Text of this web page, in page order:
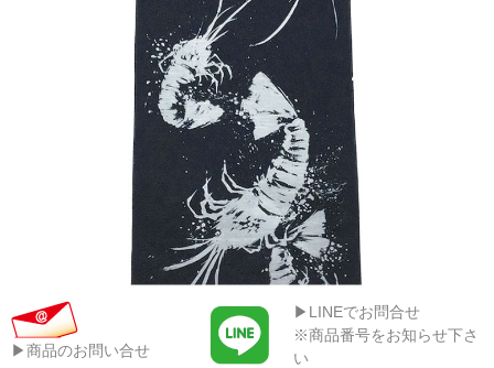
▶商品のお問い合せ
▶LINEでお問合せ
※商品番号をお知らせ下さ
い